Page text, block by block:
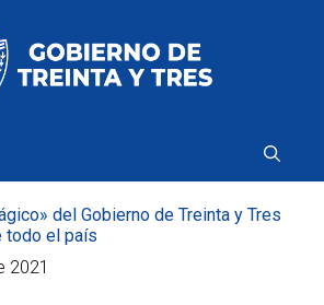
herramientas
del Gobierno de Treinta y Tres
todo el país
2021